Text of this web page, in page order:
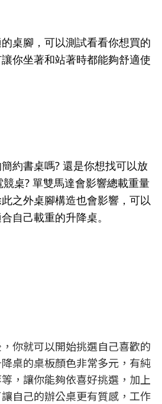
桌腳，可以測試看看你想買的
你坐著和站著時都能夠舒適使
約書桌嗎? 還是你想找可以放
桌? 單雙馬達會影響總載重量
之外桌腳構造也會影響，可以
自己載重的升降桌。
你就可以開始挑選自己喜歡的
桌的桌板顏色非常多元，有純
，讓你能夠依喜好挑選，加上
自己的辦公桌更有質感，工作